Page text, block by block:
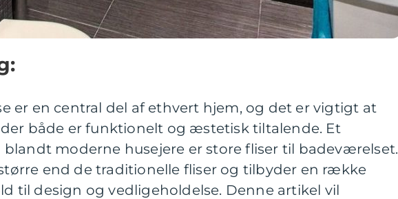
er en central del af ethvert hjem, og det er vigtigt at
både er funktionelt og æstetisk tiltalende. Et
moderne husejere er store fliser til badeværelset.
end de traditionelle fliser og tilbyder en række
til design og vedligeholdelse. Denne artikel vil